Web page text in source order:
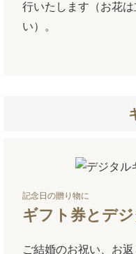
行いたします（お花
い）。
記念日の贈り物に
ギフト券とデ
ご結婚のお祝い、お